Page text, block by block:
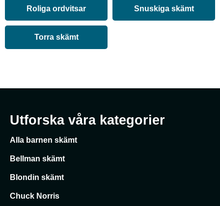
Roliga ordvitsar Snuskiga skämt
Torra skämt
Utforska våra kategorier
Alla barnen skämt
Bellman skämt
Blondin skämt
Chuck Norris